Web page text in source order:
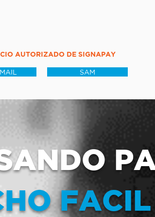
AUTORIZADO DE SIGNAPAY
SAM
FACIL